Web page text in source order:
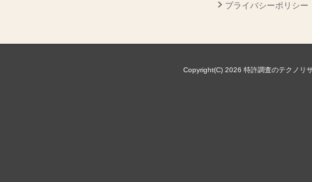
プライバシーポリシー
Copyright(C) 2026 特許調査のテクノリ